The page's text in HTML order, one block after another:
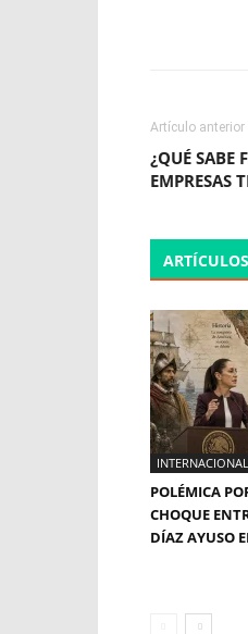
Artículo anterior
¿QUÉ SABE
EMPRESAS
INTERNACIONAL
POLÉMICA
CHOQUE
DÍAZ AYUSO